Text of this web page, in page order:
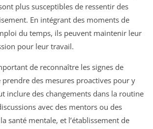
plus susceptibles de ressentir des
En intégrant des moments de
du temps, ils peuvent maintenir leur
pour leur travail.
de reconnaître les signes de
prendre des mesures proactives pour y
inclure des changements dans la routine
avec des mentors ou des
santé mentale, et l’établissement de